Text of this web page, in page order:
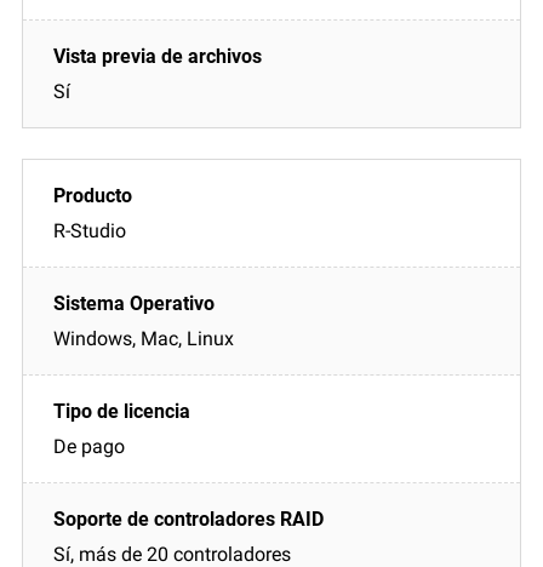
Sí
R-Studio
Windows, Mac, Linux
De pago
Sí, más de 20 controladores